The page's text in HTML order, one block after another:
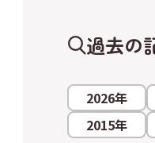
過去の
2026年
2015年